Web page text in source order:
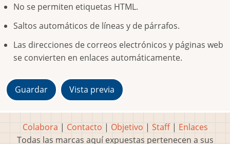
No se permiten etiquetas HTML.
Saltos automáticos de líneas y de párrafos.
Las direcciones de correos electrónicos y páginas web
se convierten en enlaces automáticamente.
Colabora | Contacto | Objetivo | Staff| Enlaces
Todas las marcas aquí expuestas pertenecen a sus